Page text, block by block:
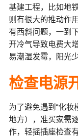
基建工程，比如地
则有很大的推动作
有西斜问题，一到
开冷气导致电费大
易潮湿发霉，阳光
检查电源
为了避免遇到“化妆
地方），准买家需
作，轻摇插座检查